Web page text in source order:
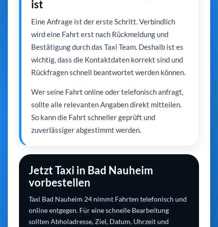
ist
Eine Anfrage ist der erste Schritt. Verbindlich
wird eine Fahrt erst nach Rückmeldung und
Bestätigung durch das Taxi Team. Deshalb ist es
wichtig, dass die Kontaktdaten korrekt sind und
Rückfragen schnell beantwortet werden können.
Wer seine Fahrt online oder telefonisch anfragt,
sollte alle relevanten Angaben direkt mitteilen.
So kann die Fahrt schneller geprüft und
zuverlässiger abgestimmt werden.
Jetzt Taxi in Bad Nauheim
vorbestellen
Taxi Bad Nauheim 24 nimmt Fahrten telefonisch und
online entgegen. Für eine schnelle Bearbeitung
sollten Abholadresse, Ziel, Datum, Uhrzeit und